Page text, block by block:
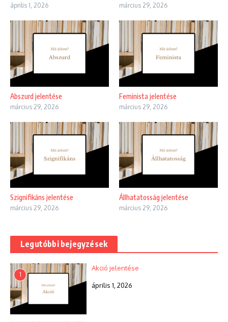
április 1, 2026 március 29, 2026
Abszurd jelentése
március 29, 2026
Feminista jelentése
március 29, 2026
Szignifikáns jelentése
március 29, 2026
Állhatatosság jelentése
március 29, 2026
Legutóbbi bejegyzések
1
Akció jelentése
április 1, 2026